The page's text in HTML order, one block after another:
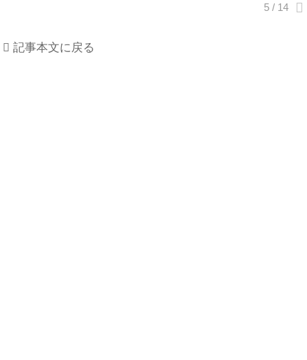
記事本文に戻る